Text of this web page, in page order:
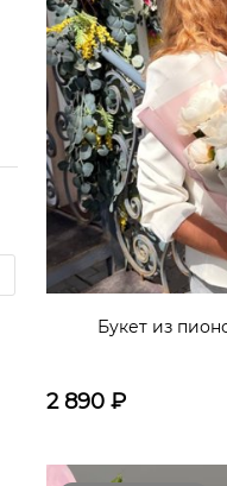
Букет из
2 890 ₽